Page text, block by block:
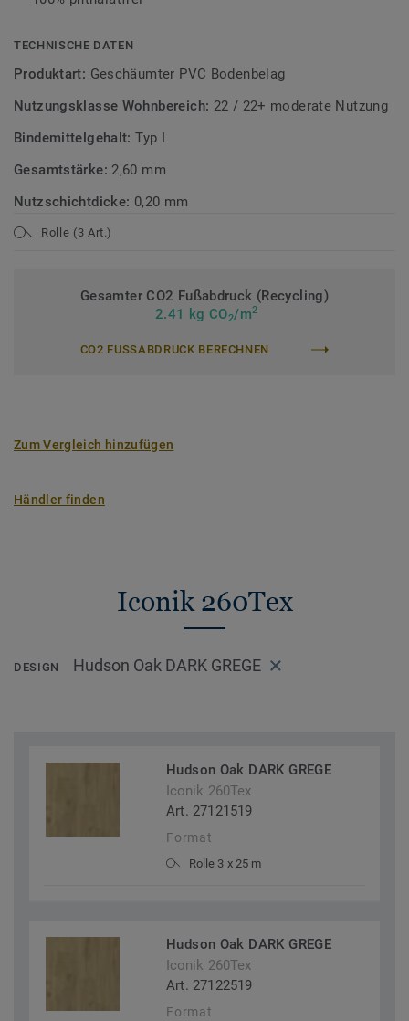
TECHNISCHE DATEN
Produktart: Geschäumter PVC Bodenbelag
Nutzungsklasse Wohnbereich: 22 / 22+ moderate Nutzung
Bindemittelgehalt:Typ I
Gesamtstärke: 2,60 mm
Nutzschichtdicke: 0,20 mm
Rolle (3 Art.)
Gesamter CO2 Fußabdruck (Recycling)
2.41 kg CO2/m2
CO2 FUSSABDRUCK BERECHNEN
Zum Vergleich hinzufügen
Händler finden
Iconik 260Tex
DESIGN Hudson Oak DARK GREGE
Hudson Oak DARK GREGE
Iconik 260Tex
Art. 27121519
Format
Rolle 3 x 25 m
Hudson Oak DARK GREGE
Iconik 260Tex
Art. 27122519
Format